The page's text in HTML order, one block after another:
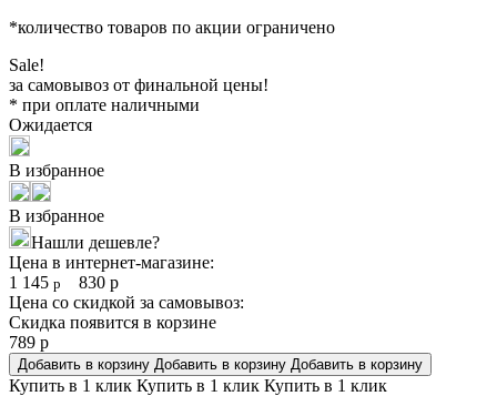
*количество товаров по акции ограничено
Sale!
за самовывоз от финальной цены!
* при оплате наличными
Ожидается
В избранное
В избранное
Нашли дешевле?
Цена в интернет-магазине:
1 145 р 830 р
Цена со скидкой за самовывоз:
Скидка появится в корзине
789 р
Добавить в корзину Добавить в корзину Добавить в корзину
Купить в 1 клик Купить в 1 клик Купить в 1 клик